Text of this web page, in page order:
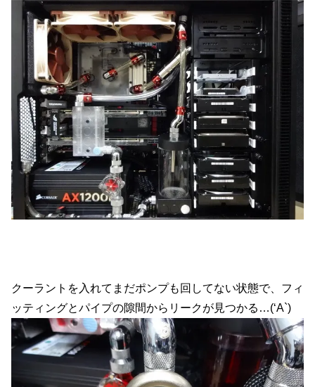
クーラントを入れてまだポンプも回してない状態で、フィ
ッティングとパイプの隙間からリークが見つかる…(‘A`)